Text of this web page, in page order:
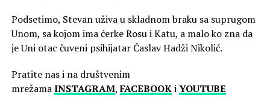
Podsetimo, Stevan uživa u skladnom braku sa suprugom
Unom, sa kojom ima ćerke Rosu i Katu, a malo ko zna da
je Uni otac čuveni psihijatar Časlav Hadži Nikolić.
Pratite nas i na društvenim
mrežamaINSTAGRAM,FACEBOOKiYOUTUBE